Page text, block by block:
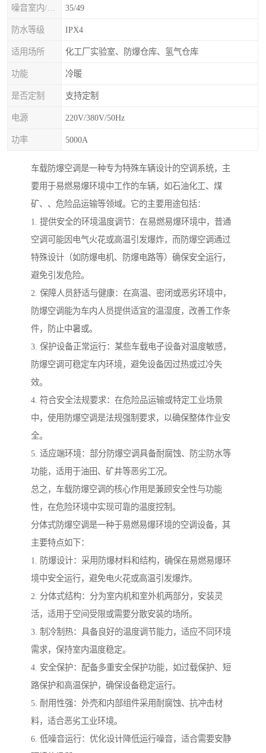
35/49
防水等级 IPX4
适用场所 化工厂实验室、防爆仓库、氢气仓库
功能 冷暖
是否定制 支持定制
电源 220V/380V/50Hz
功率 5000A
车载防爆空调是一种专为特殊车辆设计的空调系统，主
要用于易燃易爆环境中工作的车辆，如石油化工、煤
矿、、危险品运输等领域。它的主要用途包括：
1. 提供安全的环境温度调节：在易燃易爆环境中，普通
空调可能因电气火花或高温引发爆炸，而防爆空调通过
特殊设计（如防爆电机、防爆电路等）确保安全运行，
避免引发危险。
2. 保障人员舒适与健康：在高温、密闭或恶劣环境中，
防爆空调能为车内人员提供适宜的温湿度，改善工作条
件，防止中暑或。
3. 保护设备正常运行：某些车载电子设备对温度敏感，
防爆空调可稳定车内环境，避免设备因过热或过冷失
效。
4. 符合安全法规要求：在危险品运输或特定工业场景
中，使用防爆空调是法规强制要求，以确保整体作业安
全。
5. 适应端环境：部分防爆空调具备耐腐蚀、防尘防水等
功能，适用于油田、矿井等恶劣工况。
总之，车载防爆空调的核心作用是兼顾安全性与功能
性，在危险环境中实现可靠的温度控制。
分体式防爆空调是一种于易燃易爆环境的空调设备，其
主要特点如下：
1. 防爆设计：采用防爆材料和结构，确保在易燃易爆环
境中安全运行，避免电火花或高温引发爆炸。
2. 分体式结构：分为室内机和室外机两部分，安装灵
活，适用于空间受限或需要分散安装的场所。
3. 制冷制热：具备良好的温度调节能力，适应不同环境
需求，保持室内温度稳定。
4. 安全保护：配备多重安全保护功能，如过载保护、短
路保护和高温保护，确保设备稳定运行。
5. 耐用性强：外壳和内部组件采用耐腐蚀、抗冲击材
料，适合恶劣工业环境。
6. 低噪音运行：优化设计降低运行噪音，适合需要安静